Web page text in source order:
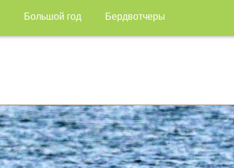
Большой год Бердвотчеры